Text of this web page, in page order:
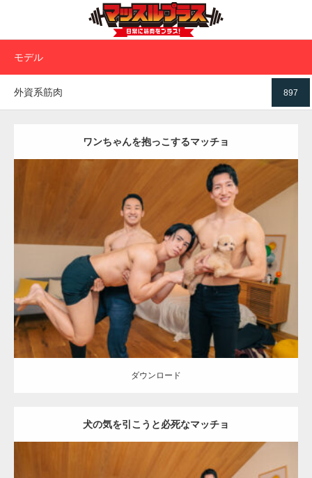
モデル
897
外資系筋肉
ワンちゃんを抱っこするマッチョ
Update:
ワンちゃん(犬)とマッチョ オレンジの人 AKIHITO(細マッ
チョ) SOSUKE 外資系筋肉
ダウンロード
ダウンロード
犬の気を引こうと必死なマッチョ